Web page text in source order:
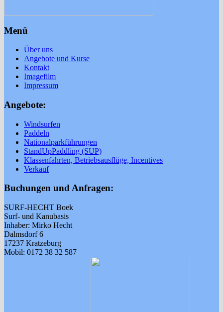
Menü
Über uns
Angebote und Kurse
Kontakt
Imagefilm
Impressum
Angebote:
Windsurfen
Paddeln
Nationalparkführungen
StandUpPaddling (SUP)
Klassenfahrten, Betriebsausflüge, Incentives
Verkauf
Buchungen und Anfragen:
SURF-HECHT Boek
Surf- und Kanubasis
Inhaber: Mirko Hecht
Dalmsdorf 6
17237 Kratzeburg
Mobil: 0172 38 32 587